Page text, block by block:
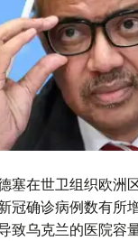
塞在世卫组织欧洲
冠确诊病例数有所
致乌克兰的医院容